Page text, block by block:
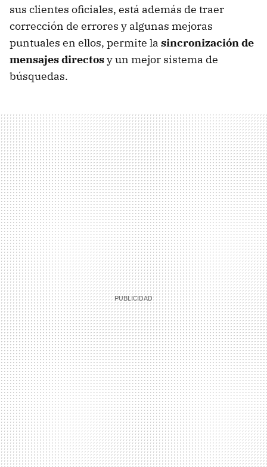
sus clientes oficiales, está además de traer
corrección de errores y algunas mejoras
puntuales en ellos, permite la sincronización de
mensajes directosy un mejor sistema de
búsquedas.